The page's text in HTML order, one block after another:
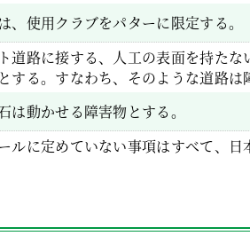
、使用クラブをパターに限定する。
道路に接する、人工の表面を持た
する。すなわち、そのような道路
は動かせる障害物とする。
ルに定めていない事項はすべて、日